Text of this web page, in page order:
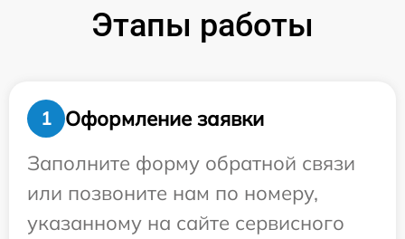
Этапы работы
1
Оформление заявки
Заполните форму обратной связи
или позвоните нам по номеру,
указанному на сайте сервисного